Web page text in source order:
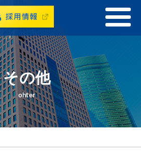
その他
ohter